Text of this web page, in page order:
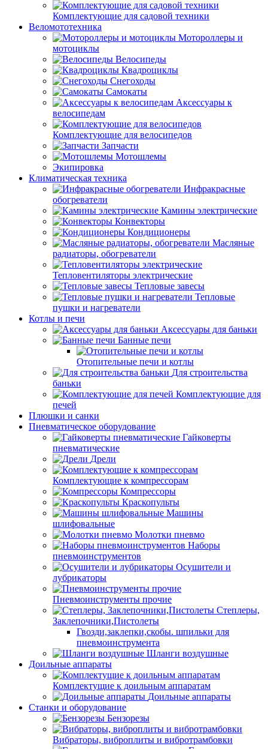
Комплектующие для садовой техники
Веломототехника
Мотороллеры и
мотоциклы
Велосипеды
Квадроциклы
Снегоходы
Самокаты
Аксессуары к
велосипедам
Комплектующие для велосипедов
Запчасти
Мотошлемы
Экипировка
Климатическая техника
Инфракрасные
обогреватели
Камины электрические
Конвекторы
Кондиционеры
Масляные
радиаторы, обогреватели
Тепловентиляторы электрические
Тепловые завесы
Тепловые
пушки и нагреватели
Котлы и печи
Аксессуары для баньки
Банные печи
Отопительные печи и котлы
Для строительства
баньки
Комплектующие для
печей
Плюшки и санки
Пневматическое оборудование
Гайковерты
пневматические
Дрели
Комплектующие к компрессорам
Компрессоры
Краскопульты
Машины
шлифовальные
Молотки пневмо
Наборы
пневмоинструментов
Осушители и
лубрикаторы
Пневмоинструменты прочие
Степлеры,
Заклепочники,Пистолеты
Гвозди,заклепки,скобы. шпильки для
пневмоинструмента
Шланги воздушные
Доильные аппараты
Комплектущие к доильным аппаратам
Доильные аппараты
Станки и оборудование
Бензорезы
Вибраторы, виброплиты и вибротрамбовки